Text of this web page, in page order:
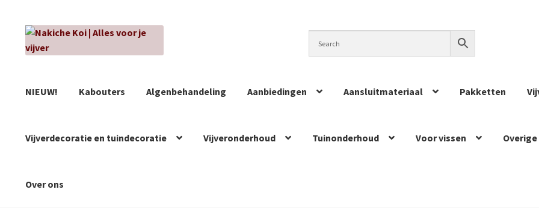
Ga
door
Ga
naar
NIEUW! Kabouters Algenbehandeling Aanbiedingen Aansluitmateriaal Pakketten
Vijverdecoratie en tuindecoratie Vijveronderhoud Tuinonderhoud Voor vissen Overige
Over ons